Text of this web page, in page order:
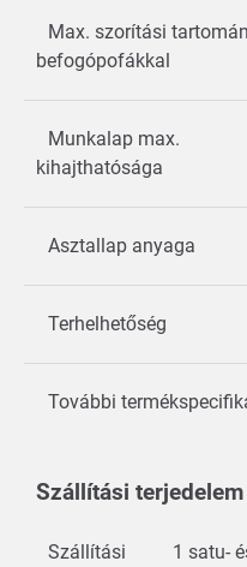
Max. szorítási
befogópofákkal
Munkalap max.
kihajthatósága
Asztallap anyaga
Terhelhetőség
További
Szállítási terjedelem
Szállítási
1 satu-